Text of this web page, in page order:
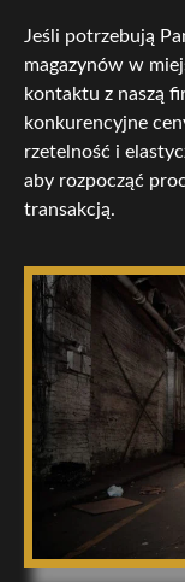
Jeśli potrzebują
magazynów w
kontaktu z naszą
konkurencyjne
rzetelność i
aby rozpocząć
transakcją.